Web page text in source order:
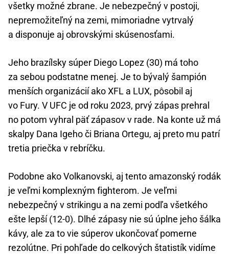
všetky možné zbrane. Je nebezpečný v postoji,
nepremožiteľný na zemi, mimoriadne vytrvalý
a disponuje aj obrovskými skúsenosťami.
Jeho brazílsky súper Diego Lopez (30) má toho
za sebou podstatne menej. Je to bývalý šampión
menších organizácií ako XFL a LUX, pôsobil aj
vo Fury. V UFC je od roku 2023, prvý zápas prehral
no potom vyhral päť zápasov v rade. Na konte už má
skalpy Dana Igeho či Briana Ortegu, aj preto mu patrí
tretia priečka v rebríčku.
Podobne ako Volkanovski, aj tento amazonský rodák
je veľmi komplexným fighterom. Je veľmi
nebezpečný v strikingu a na zemi podľa všetkého
ešte lepší (12-0). Dlhé zápasy nie sú úplne jeho šálka
kávy, ale za to vie súperov ukončovať pomerne
rezolútne. Pri pohľade do celkových štatistík vidíme